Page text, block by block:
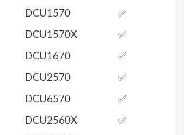
DCU1570 ✅
DCU1570X ✅
DCU1670 ✅
DCU2570 ✅
DCU6570 ✅
DCU2560X ✅